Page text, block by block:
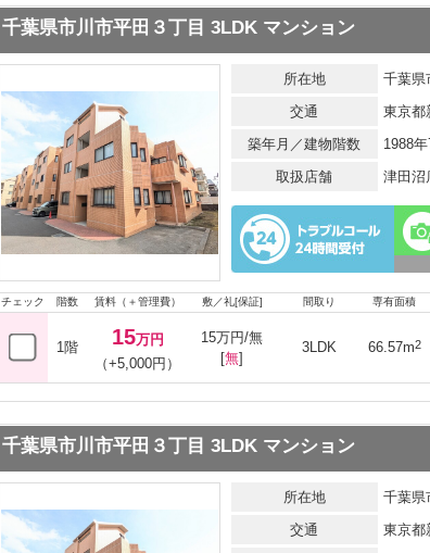
千葉県市川市平田３丁目 3LDK マンション
所在地
千葉県
交通
東京都
築年月／建物階数
1988
取扱店舗
津田沼
チェック 階数 賃料（＋管理費） 敷／礼[保証] 間取り 専有面積
1階 15万円
（+5,000円）
15万円/無
[無]
3LDK 66.57m2
千葉県市川市平田３丁目 3LDK マンション
所在地
千葉県
交通
東京都